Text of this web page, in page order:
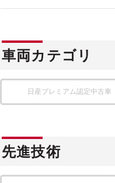
車両カテゴリ
日産プレミアム認定中古車
先進技術